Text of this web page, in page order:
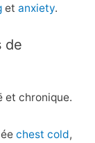
et anxiety.
de
et chronique.
chest cold,